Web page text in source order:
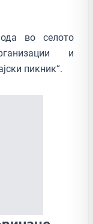
во селото
и
пикник“.